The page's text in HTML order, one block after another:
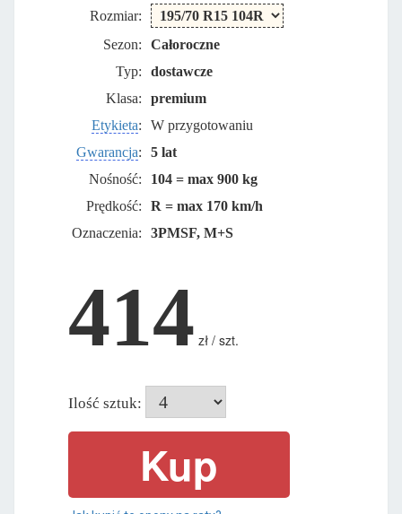
Rozmiar:
Sezon:
Całoroczne
Typ:
dostawcze
Klasa:
premium
Etykieta:
W przygotowaniu
Gwarancja:
5 lat
Nośność:
104 = max 900 kg
Prędkość:
R = max 170 km/h
Oznaczenia:
3PMSF, M+S
414 zł / szt.
Ilość sztuk: